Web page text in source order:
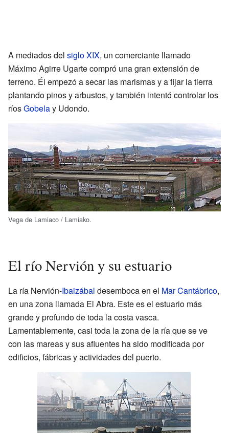
A mediados del siglo XIX, un comerciante llamado
Máximo Agirre Ugarte compró una gran extensión de
terreno. Él empezó a secar las marismas y a fijar la tierra
plantando pinos y arbustos, y también intentó controlar los
ríosGobelay Udondo.
Vega de Lamiaco / Lamiako.
El río Nervión y su estuario
La ría Nervión-Ibaizábal desemboca en el Mar Cantábrico,
en una zona llamada El Abra. Este es el estuario más
grande y profundo de toda la costa vasca.
Lamentablemente, casi toda la zona de la ría que se ve
con las mareas y sus afluentes ha sido modificada por
edificios, fábricas y actividades del puerto.